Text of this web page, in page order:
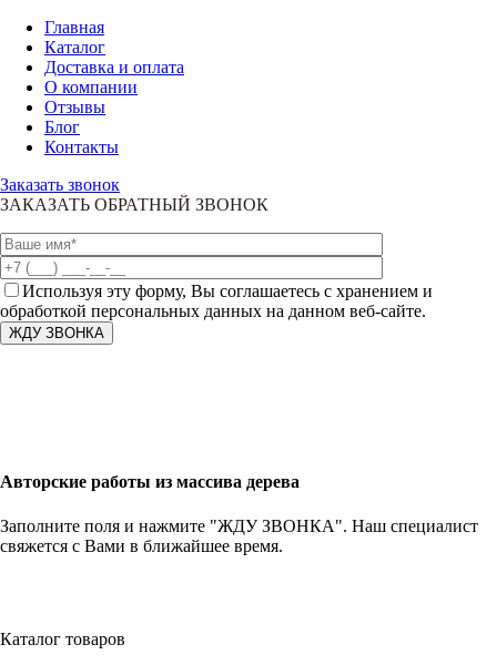
Главная
Каталог
Доставка и оплата
О компании
Отзывы
Блог
Контакты
Заказать звонок
ЗАКАЗАТЬ ОБРАТНЫЙ ЗВОНОК
Используя эту форму, Вы соглашаетесь с хранением и
обработкой персональных данных на данном веб-сайте.
Авторские работы из массива дерева
Заполните поля и нажмите "ЖДУ ЗВОНКА". Наш специалист
свяжется с Вами в ближайшее время.
Каталог товаров